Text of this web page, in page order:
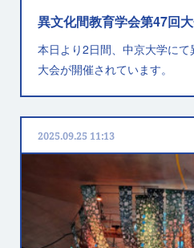
異文化間教育学会第47回
本日より2日間、中京大学に
大会が開催されています。
2025.09.25 11:13